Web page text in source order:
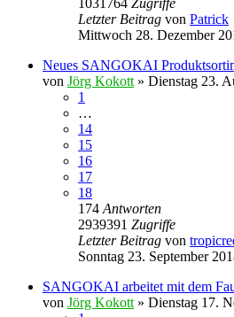
Letzter Beitrag von Patrick
Mittwoch 28. Dezember
Neues SANGOKAI
von Jörg Kokott » Dienstag 23.
1
…
14
15
16
17
18
174 Antworten
2939391 Zugriffe
Letzter Beitrag von
Sonntag 23. September
SANGOKAI arbeitet mit dem
von Jörg Kokott » Dienstag 17.